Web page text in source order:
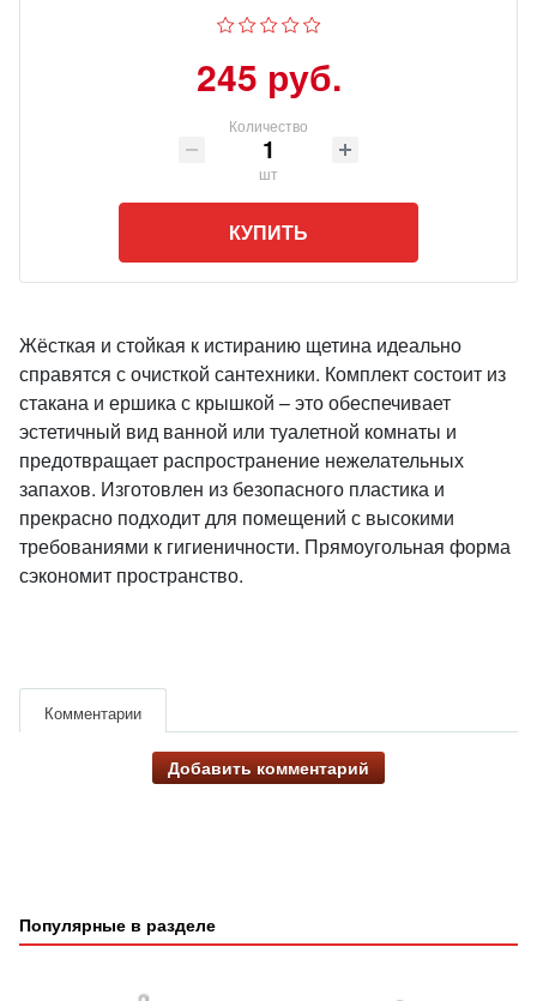
245 руб.
Количество
шт
КУПИТЬ
Жёсткая и стойкая к истиранию щетина идеально
справятся с очисткой сантехники. Комплект состоит из
стакана и ершика с крышкой – это обеспечивает
эстетичный вид ванной или туалетной комнаты и
предотвращает распространение нежелательных
запахов. Изготовлен из безопасного пластика и
прекрасно подходит для помещений с высокими
требованиями к гигиеничности. Прямоугольная форма
сэкономит пространство.
Комментарии
Добавить комментарий
Популярные в разделе